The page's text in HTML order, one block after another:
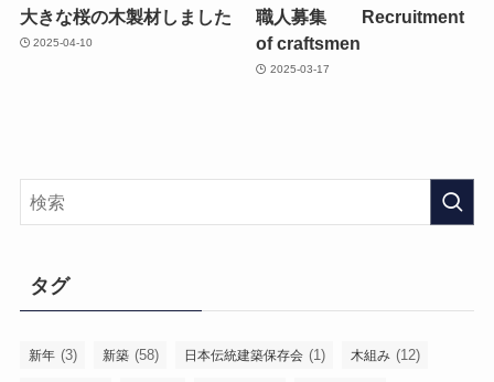
大きな桜の木製材しました
2025-04-10
職人募集 Recruitment
of craftsmen
2025-03-17
タグ
新年 (3) 新築 (58) 日本伝統建築保存会 (1) 木組み (12)